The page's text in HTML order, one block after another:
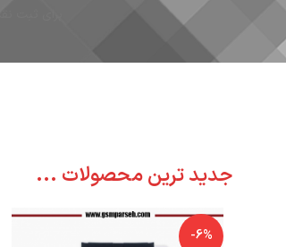
برای ثبت
جدید ترین محصولات ...
-6%